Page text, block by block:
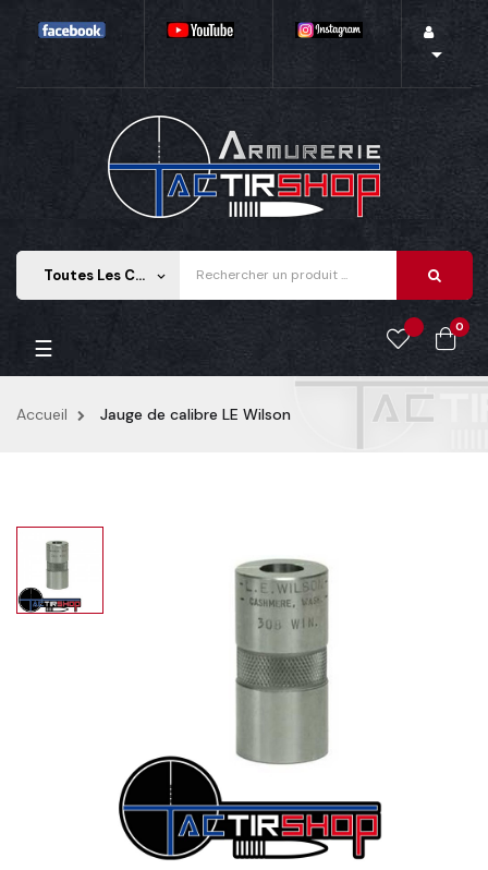

Toutes Les Catégories keyboard_arrow_down
0
Basculer la navigation
☰
Accueil Jauge de calibre LE Wilson